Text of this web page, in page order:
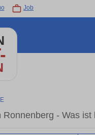
Job
Ronnenberg - Was ist